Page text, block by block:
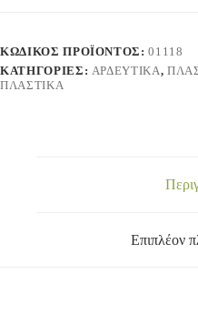
ΚΩΔΙΚΌΣ ΠΡΟΪΌΝΤΟΣ:01118
ΚΑΤΗΓΟΡΊΕΣ: ΑΡΔΕΥΤΙΚΑ,
ΠΛΑΣΤΙΚΑ
Επιπλέον